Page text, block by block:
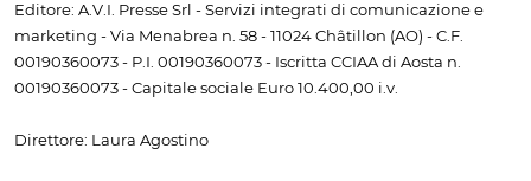
Editore: A.V.I. Presse Srl - Servizi integrati di comunicazione e
marketing - Via Menabrea n. 58 - 11024 Châtillon (AO) - C.F.
00190360073 - P.I. 00190360073 - Iscritta CCIAA di Aosta n.
00190360073 - Capitale sociale Euro 10.400,00 i.v.
Direttore: Laura Agostino